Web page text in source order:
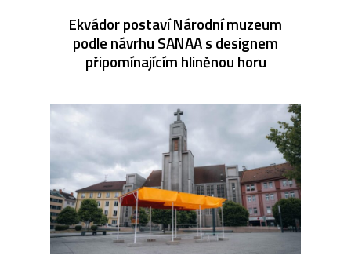
Ekvádor postaví Národní muzeum
podle návrhu SANAA s designem
připomínajícím hliněnou horu